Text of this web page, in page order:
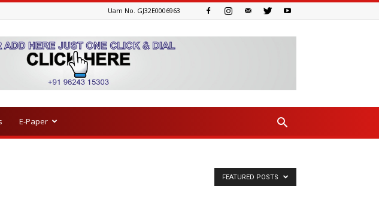
Uam No. GJ32E0006963
E-Paper
FEATURED POSTS